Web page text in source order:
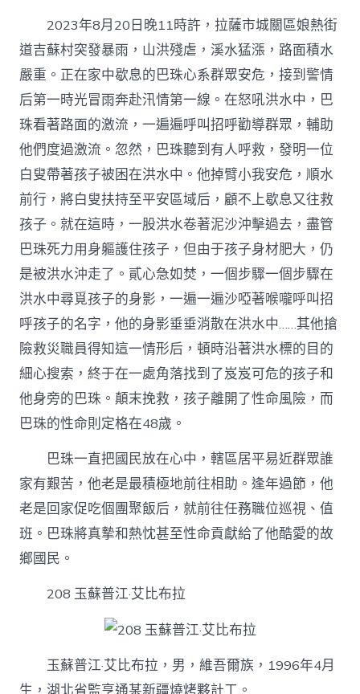
2023年8月20日晚11時許，拉薩市城關區娘熱街
道吉蘇村突發暴雨，山洪殘虐，溪水猛漲，路面積水
嚴重。正在家中歇息的巴珠心系群眾安危，接到警情
后第一時光冒雨奔赴汛情第一線。在怒吼洪水中，巴
珠看著路面的激流，一遍遍呼叫招呼勸導群眾，輔助
他們度過激流。忽然，巴珠聽到有人呼救，發明一位
白叟帶著孩子被困在洪水中。他掉臂小我安危，順水
前行，將白叟扶持至平安區域后，顧不上歇息又往救
孩子。就在這時，一股洪水卷著泥沙沖擊過去，盡管
巴珠死力用身軀護住孩子，但由于孩子身材肥大，仍
是被洪水沖走了。貳心急如焚，一個步驟一個步驟在
洪水中尋覓孩子的身影，一遍一遍沙啞著喉嚨呼叫招
呼孩子的名字，他的身影垂垂消散在洪水中……其他搶
險救災職員得知這一情形后，頓時沿著洪水標的目的
細心搜索，終于在一處角落找到了岌岌可危的孩子和
他身旁的巴珠。顛末挽救，孩子離開了性命風險，而
巴珠的性命則定格在48歲。
巴珠一直把國民放在心中，轄區居平易近群眾誰
家有艱苦，他老是最積極地前往相助。逢年過節，他
老是回家促吃個團聚飯后，就前往任務職位巡視、值
班。巴珠將真摯和熱忱甚至性命貢獻給了他酷愛的故
鄉國民。
208 玉蘇普江·艾比布拉
玉蘇普江·艾比布拉，男，維吾爾族，1996年4月